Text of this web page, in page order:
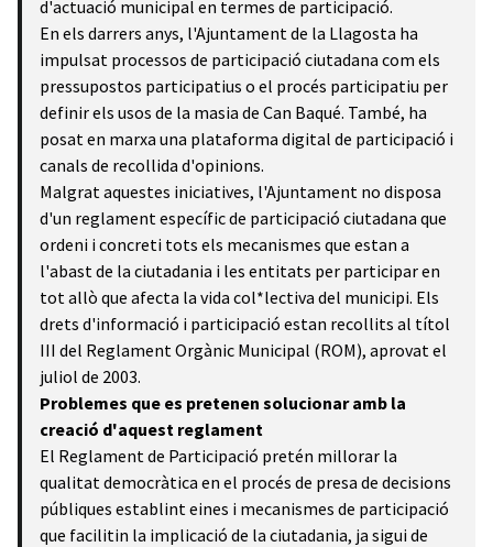
d'actuació municipal en termes de participació.
En els darrers anys, l'Ajuntament de la Llagosta ha
impulsat processos de participació ciutadana com els
pressupostos participatius o el procés participatiu per
definir els usos de la masia de Can Baqué. També, ha
posat en marxa una plataforma digital de participació i
canals de recollida d'opinions.
Malgrat aquestes iniciatives, l'Ajuntament no disposa
d'un reglament específic de participació ciutadana que
ordeni i concreti tots els mecanismes que estan a
l'abast de la ciutadania i les entitats per participar en
tot allò que afecta la vida col*lectiva del municipi. Els
drets d'informació i participació estan recollits al títol
III del Reglament Orgànic Municipal (ROM), aprovat el
juliol de 2003.
Problemes que es pretenen solucionar amb la
creació d'aquest reglament
El Reglament de Participació pretén millorar la
qualitat democràtica en el procés de presa de decisions
públiques establint eines i mecanismes de participació
que facilitin la implicació de la ciutadania, ja sigui de